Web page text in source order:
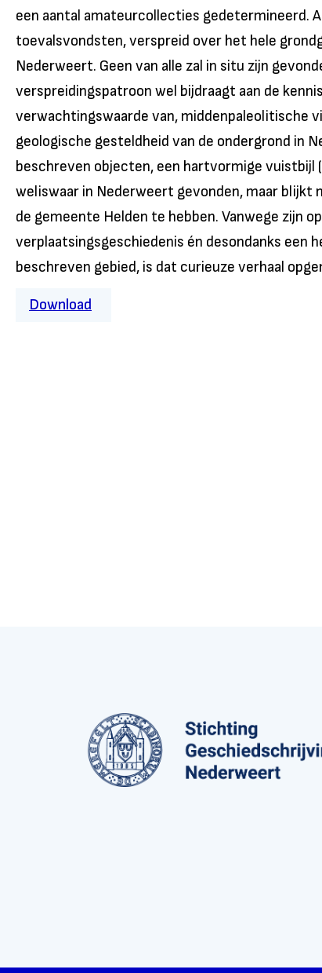
een aantal amateurcollecties gedetermineerd.
toevalsvondsten, verspreid over het hele
Nederweert. Geen van alle zal in situ zijn
verspreidingspatroon wel bijdraagt aan de
verwachtingswaarde van, middenpaleolitische
geologische gesteldheid van de ondergrond in
beschreven objecten, een hartvormige vuistbijl
weliswaar in Nederweert gevonden, maar blijkt
de gemeente Helden te hebben. Vanwege zijn
verplaatsingsgeschiedenis én desondanks een
beschreven gebied, is dat curieuze verhaal
Download